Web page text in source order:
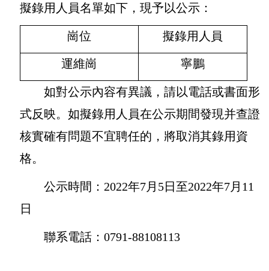
擬錄用人員名單如下，現予以公示：
崗位 擬錄用人員
運維崗 寧鵬
如對公示內容有異議，請以電話或書面形
式反映。如擬錄用人員在公示期間發現并查證
核實確有問題不宜聘任的，將取消其錄用資
格。
公示時間：2022年7月5日至2022年7月11
日
聯系電話：0791-88108113